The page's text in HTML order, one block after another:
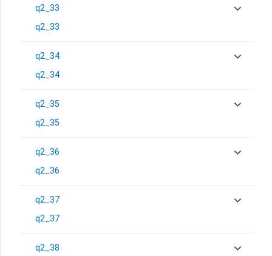
q2_33
q2_33
q2_34
q2_34
q2_35
q2_35
q2_36
q2_36
q2_37
q2_37
q2_38